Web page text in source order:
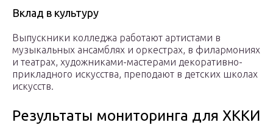
Вклад в культуру
Выпускники колледжа работают артистами в
музыкальных ансамблях и оркестрах, в филармониях
и театрах, художниками-мастерами декоративно-
прикладного искусства, преподают в детских школах
искусств.
Результаты мониторинга для ХККИ